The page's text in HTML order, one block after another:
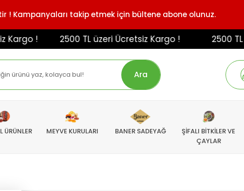
! Kampanyaları takip etmek için bültene abone olunuz.
! 2500 TL üzeri Ücretsiz Kargo ! 2500 TL
Ara
ÜRÜNLER MEYVE KURULARI BANER SADEYAĞ
ŞİFALI BİTKİLER VE
ÇAYLAR